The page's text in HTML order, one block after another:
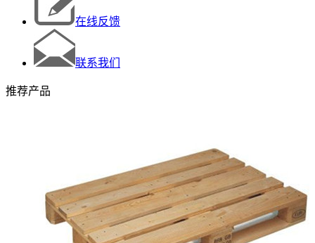
在线反馈
联系我们
推荐产品